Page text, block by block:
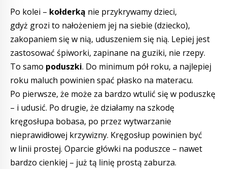
Po kolei – kołderką nie przykrywamy dzieci,
gdyż grozi to nałożeniem jej na siebie (dziecko),
zakopaniem się w nią, uduszeniem się nią. Lepiej jest
zastosować śpiworki, zapinane na guziki, nie rzepy.
To samo poduszki. Do minimum pół roku, a najlepiej
roku maluch powinien spać płasko na materacu.
Po pierwsze, że może za bardzo wtulić się w poduszkę
– i udusić. Po drugie, że działamy na szkodę
kręgosłupa bobasa, po przez wytwarzanie
nieprawidłowej krzywizny. Kręgosłup powinien być
w linii prostej. Oparcie główki na poduszce – nawet
bardzo cienkiej – już tą linię prostą zaburza.